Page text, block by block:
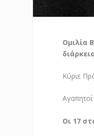
Ομιλία
Κύριε
Οι 17